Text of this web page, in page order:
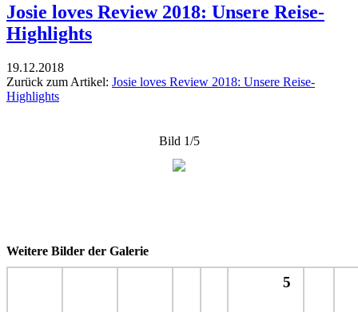
Josie loves Review 2018: Unsere Reise-
Highlights
19.12.2018
Zurück zum Artikel: Josie loves Review 2018: Unsere Reise-
Highlights
Bild 1/5
Weitere Bilder der Galerie
5